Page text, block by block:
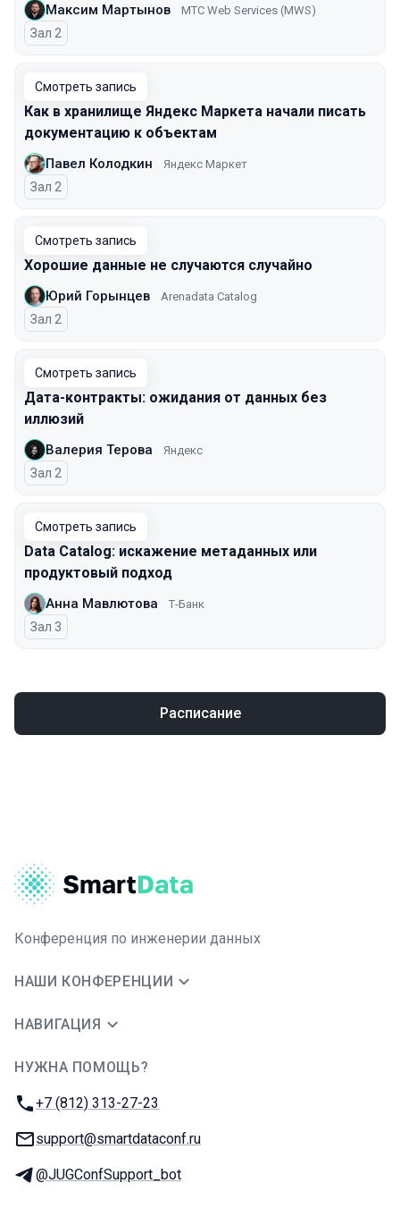
Максим Мартынов MTС Web Services (MWS)
Зал 2
Смотреть запись
Как в хранилище Яндекс Маркета начали писать
документацию к объектам
Павел Колодкин Яндекс Маркет
Зал 2
Смотреть запись
Хорошие данные не случаются случайно
Юрий Горынцев Arenadata Catalog
Зал 2
Смотреть запись
Дата-контракты: ожидания от данных без
иллюзий
Валерия Терова Яндекс
Зал 2
Смотреть запись
Data Catalog: искажение метаданных или
продуктовый подход
Анна Мавлютова Т-Банк
Зал 3
Расписание
Конференция по инженерии данных
НАШИ КОНФЕРЕНЦИИ
НАВИГАЦИЯ
НУЖНА ПОМОЩЬ?
Телефон:
+7 (812) 313-27-23
E-mail:
support@smartdataconf.ru
Телеграм:
@JUGConfSupport_bot